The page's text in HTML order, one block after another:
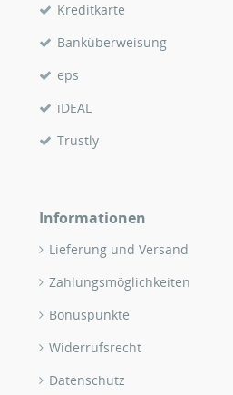
Kreditkarte
Banküberweisung
eps
iDEAL
Trustly
Informationen
Lieferung und Versand
Zahlungsmöglichkeiten
Bonuspunkte
Widerrufsrecht
Datenschutz